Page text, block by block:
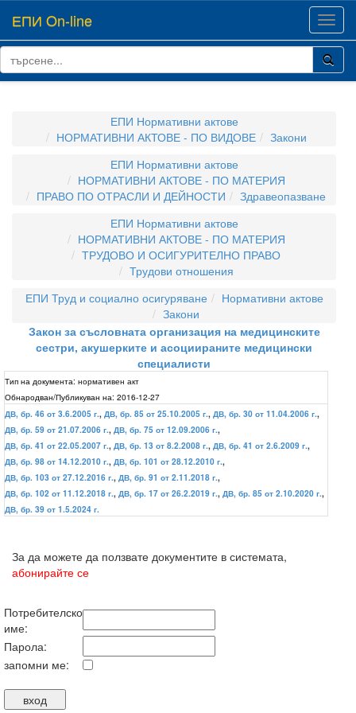
ЕПИ On-line
ЕПИ Нормативни актове
НОРМАТИВНИ АКТОВЕ - ПО ВИДОВЕ
Закони
ЕПИ Нормативни актове
НОРМАТИВНИ АКТОВЕ - ПО МАТЕРИЯ
ПРАВО ПО ОТРАСЛИ И ДЕЙНОСТИ
Здравеопазване
ЕПИ Нормативни актове
НОРМАТИВНИ АКТОВЕ - ПО МАТЕРИЯ
ТРУДОВО И ОСИГУРИТЕЛНО ПРАВО
Трудови отношения
ЕПИ Труд и социално осигуряване
Нормативни актове
Закони
Закон за съсловната организация на медицинските
сестри, акушерките и асоциираните медицински
специалисти
Тип на документа: нормативен акт
Обнародван/Публикуван на: 2016-12-27
ДВ, бр. 46 от 3.6.2005 г., ДВ, бр. 85 от 25.10.2005 г., ДВ, бр. 30 от 11.04.2006 г.,
ДВ, бр. 59 от 21.07.2006 г., ДВ, бр. 75 от 12.09.2006 г.,
ДВ, бр. 41 от 22.05.2007 г., ДВ, бр. 13 от 8.2.2008 г., ДВ, бр. 41 от 2.6.2009 г.,
ДВ, бр. 98 от 14.12.2010 г., ДВ, бр. 101 от 28.12.2010 г.,
ДВ, бр. 103 от 27.12.2016 г., ДВ, бр. 91 от 2.11.2018 г.,
ДВ, бр. 102 от 11.12.2018 г., ДВ, бр. 17 от 26.2.2019 г., ДВ, бр. 85 от 2.10.2020 г.,
ДВ, бр. 39 от 1.5.2024 г.
За да можете да ползвате документите в системата,
абонирайте се
Потребителско
име:
Парола:
запомни ме: